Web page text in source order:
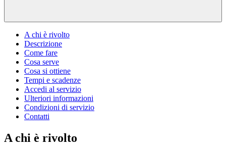
A chi è rivolto
Descrizione
Come fare
Cosa serve
Cosa si ottiene
Tempi e scadenze
Accedi al servizio
Ulteriori informazioni
Condizioni di servizio
Contatti
A chi è rivolto